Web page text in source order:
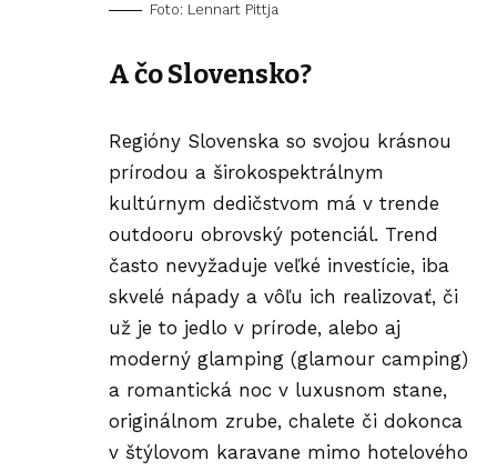
Foto: Lennart Pittja
A čo Slovensko?
Regióny Slovenska so svojou krásnou
prírodou a širokospektrálnym
kultúrnym dedičstvom má v trende
outdooru obrovský potenciál. Trend
často nevyžaduje veľké investície, iba
skvelé nápady a vôľu ich realizovať, či
už je to jedlo v prírode, alebo aj
moderný glamping (glamour camping)
a romantická noc v luxusnom stane,
originálnom zrube, chalete či dokonca
v štýlovom karavane mimo hotelového